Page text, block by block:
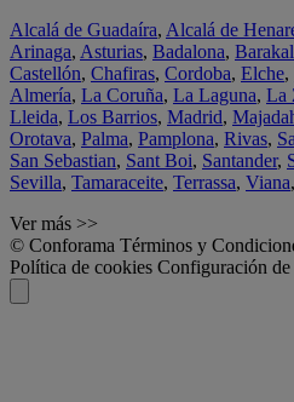
Alcalá de Guadaíra, Alcalá de
Arinaga, Asturias, Badalona,
Castellón, Chafiras, Cordoba, Elche,
Almería, La Coruña, La Laguna, La
Lleida, Los Barrios, Madrid,
Orotava, Palma, Pamplona, Rivas,
San Sebastian, Sant Boi, Santander,
Sevilla, Tamaraceite, Terrassa, Viana,
Ver más >>
© Conforama Términos y
Política de cookies Configuración